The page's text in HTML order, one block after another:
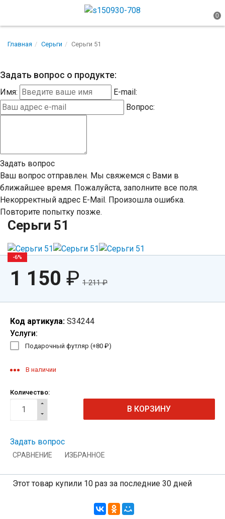
Главная Серьги Серьги 51
Задать вопрос о продукте:
Имя:
E-mail:
Вопрос:
Задать вопрос
Ваш вопрос отправлен. Мы свяжемся с Вами в
ближайшее время. Пожалуйста, заполните все поля.
Некорректный адрес E-Mail. Произошла ошибка.
Повторите попытку позже.
Серьги 51
-6%
1 150 ₽ 1 211₽
Код артикула: S34244
Услуги:
Подарочный футляр (+80 ₽)
В наличии
Количество:
Задать вопрос
СРАВНЕНИЕ ИЗБРАННОЕ
Этот товар купили 10 раз за последние 30 дней